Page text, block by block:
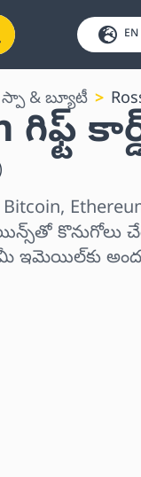
EN
& బ్యూటీ
కొనుగోలు
ఇమెయిల్‌కు